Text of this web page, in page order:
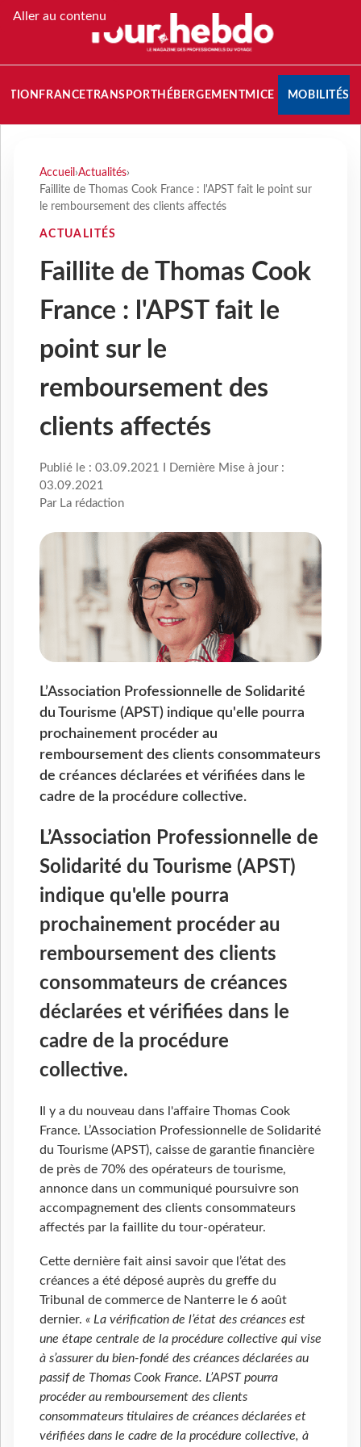
Aller au contenu
FRANCETRANSPORT HÉBERGEMENTMICE MOBILITÉS
Accueil ›Actualités›
Faillite de Thomas Cook France : l'APST fait le point sur
le remboursement des clients affectés
ACTUALITÉS
Faillite de Thomas Cook
France : l'APST fait le
point sur le
remboursement des
clients affectés
Publié le : 03.09.2021 I Dernière Mise à jour :
03.09.2021
Par La rédaction
L’Association Professionnelle de Solidarité
du Tourisme (APST) indique qu'elle pourra
prochainement procéder au
remboursement des clients consommateurs
de créances déclarées et vérifiées dans le
cadre de la procédure collective.
L’Association Professionnelle de
Solidarité du Tourisme (APST)
indique qu'elle pourra
prochainement procéder au
remboursement des clients
consommateurs de créances
déclarées et vérifiées dans le
cadre de la procédure
collective.
Il y a du nouveau dans l'affaire Thomas Cook
France. L’Association Professionnelle de Solidarité
du Tourisme (APST), caisse de garantie financière
de près de 70% des opérateurs de tourisme,
annonce dans un communiqué poursuivre son
accompagnement des clients consommateurs
affectés par la faillite du tour-opérateur.
Cette dernière fait ainsi savoir que l’état des
créances a été déposé auprès du greffe du
Tribunal de commerce de Nanterre le 6 août
dernier. « La vérification de l’état des créances est
une étape centrale de la procédure collective qui vise
à s’assurer du bien-fondé des créances déclarées au
passif de Thomas Cook France. L’APST pourra
procéder au remboursement des clients
consommateurs titulaires de créances déclarées et
vérifiées dans le cadre de la procédure collective, à